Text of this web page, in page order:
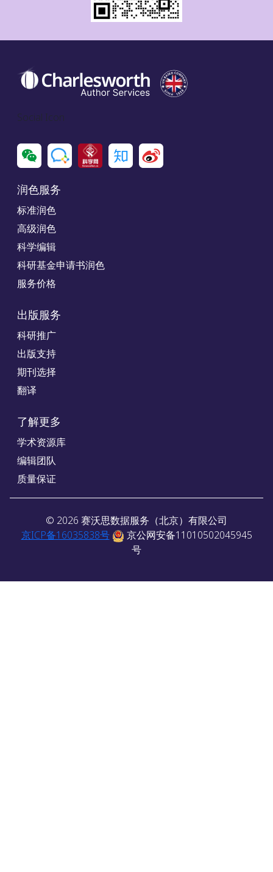
Social Icon
润色服务
标准润色
高级润色
科学编辑
科研基金申请书润色
服务价格
出版服务
科研推广
出版支持
期刊选择
翻译
了解更多
学术资源库
编辑团队
质量保证
© 2026 赛沃思数据服务（北京）有限公司
京ICP备16035838号
京公网安备11010502045945
号